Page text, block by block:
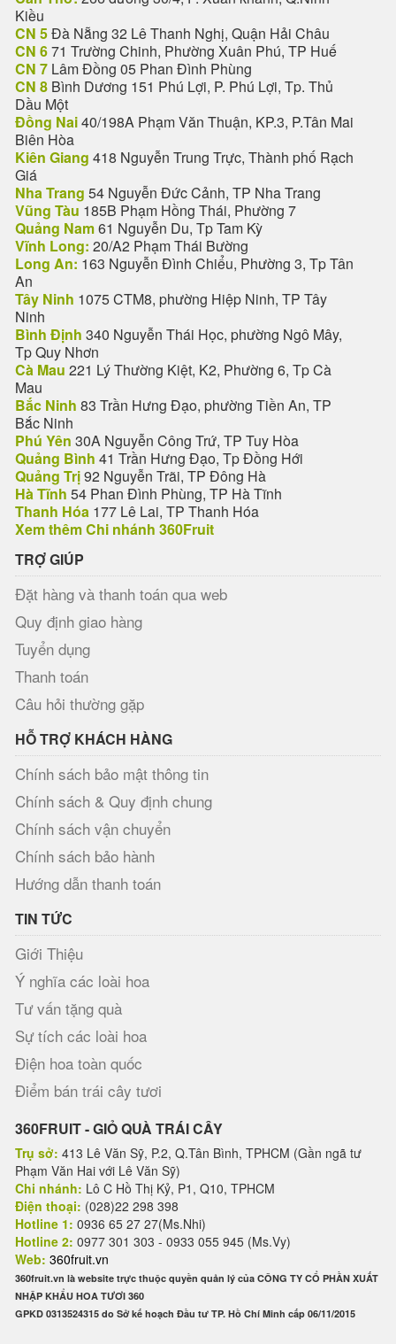
Kiều
CN 5Đà Nẵng 32 Lê Thanh Nghị, Quận Hải Châu
CN 671 Trường Chinh, Phường Xuân Phú, TP Huế
CN 7 Lâm Đồng 05 Phan Đình Phùng
CN 8 Bình Dương 151 Phú Lợi, P. Phú Lợi, Tp. Thủ
Dầu Một
Đồng Nai40/198A Phạm Văn Thuận, KP.3, P.Tân Mai
Biên Hòa
Kiên Giang 418 Nguyễn Trung Trực, Thành phố Rạch
Giá
Nha Trang 54 Nguyễn Đức Cảnh, TP Nha Trang
Vũng Tàu 185B Phạm Hồng Thái, Phường 7
Quảng Nam61 Nguyễn Du, Tp Tam Kỳ
Vĩnh Long: 20/A2 Phạm Thái Bường
Long An: 163 Nguyễn Đình Chiểu, Phường 3, Tp Tân
An
Tây Ninh 1075 CTM8, phường Hiệp Ninh, TP Tây
Ninh
Bình Định 340 Nguyễn Thái Học, phường Ngô Mây,
Tp Quy Nhơn
Cà Mau 221 Lý Thường Kiệt, K2, Phường 6, Tp Cà
Mau
Bắc Ninh 83 Trần Hưng Đạo, phường Tiền An, TP
Bắc Ninh
Phú Yên 30A Nguyễn Công Trứ, TP Tuy Hòa
Quảng Bình 41 Trần Hưng Đạo, Tp Đồng Hới
Quảng Trị92 Nguyễn Trãi, TP Đông Hà
Hà Tĩnh 54 Phan Đình Phùng, TP Hà Tĩnh
Thanh Hóa 177 Lê Lai, TP Thanh Hóa
Xem thêm Chi nhánh 360Fruit
TRỢ GIÚP
Đặt hàng và thanh toán qua web
Quy định giao hàng
Tuyển dụng
Thanh toán
Câu hỏi thường gặp
HỖ TRỢ KHÁCH HÀNG
Chính sách bảo mật thông tin
Chính sách & Quy định chung
Chính sách vận chuyển
Chính sách bảo hành
Hướng dẫn thanh toán
TIN TỨC
Giới Thiệu
Ý nghĩa các loài hoa
Tư vấn tặng quà
Sự tích các loài hoa
Điện hoa toàn quốc
Điểm bán trái cây tươi
360FRUIT - GIỎ QUÀ TRÁI CÂY
Trụ sở: 413 Lê Văn Sỹ, P.2, Q.Tân Bình, TPHCM (Gần ngã tư
Phạm Văn Hai với Lê Văn Sỹ)
Chi nhánh: Lô C Hồ Thị Kỷ, P1, Q10, TPHCM
Điện thoại: (028)22 298 398
Hotline 1: 0936 65 27 27(Ms.Nhi)
Hotline 2: 0977 301 303 - 0933 055 945 (Ms.Vy)
Web: 360fruit.vn
360fruit.vn là website trực thuộc quyền quản lý của CÔNG TY CỔ PHẦN XUẤT
NHẬP KHẨU HOA TƯƠI 360
GPKD 0313524315 do Sở kế hoạch Đầu tư TP. Hồ Chí Minh cấp 06/11/2015